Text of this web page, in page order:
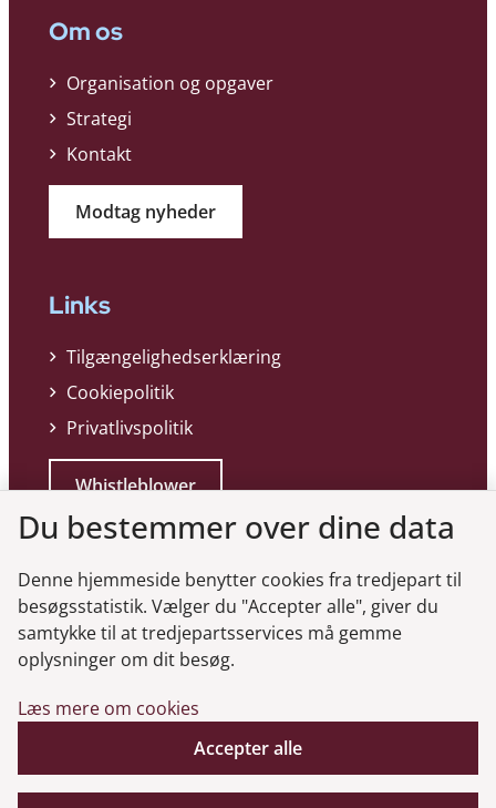
Om os
Organisation og opgaver
Strategi
Kontakt
Modtag nyheder
Links
Tilgængelighedserklæring
Cookiepolitik
Privatlivspolitik
Whistleblower
Genveje
Gå til virksomhedsregisteret
Gå til selskabsmeddelelser
Du bestemmer over dine data
Denne hjemmeside benytter cookies fra tredjepart til
besøgsstatistik. Vælger du "Accepter alle", giver du
samtykke til at tredjepartsservices må gemme
oplysninger om dit besøg.
Læs mere om cookies
Accepter alle